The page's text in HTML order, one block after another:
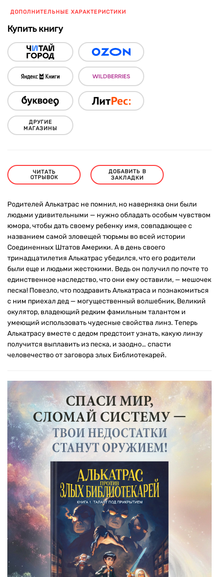
ДОПОЛНИТЕЛЬНЫЕ ХАРАКТЕРИСТИКИ
Купить книгу
ДРУГИЕ
МАГАЗИНЫ
ЧИТАТЬ
ОТРЫВОК
ДОБАВИТЬ В
ЗАКЛАДКИ
Родителей Алькатрас не помнил, но наверняка они были
людьми удивительными — нужно обладать особым чувством
юмора, чтобы дать своему ребенку имя, совпадающее с
названием самой зловещей тюрьмы во всей истории
Соединенных Штатов Америки. А в день своего
тринадцатилетия Алькатрас убедился, что его родители
были еще и людьми жестокими. Ведь он получил по почте то
единственное наследство, что они ему оставили, — мешочек
песка! Повезло, что поздравить Алькатраса и познакомиться
с ним приехал дед — могущественный волшебник, Великий
окулятор, владеющий редким фамильным талантом и
умеющий использовать чудесные свойства линз. Теперь
Алькатрасу вместе с дедом предстоит узнать, какую линзу
получится выплавить из песка, и заодно… спасти
человечество от заговора злых Библиотекарей.